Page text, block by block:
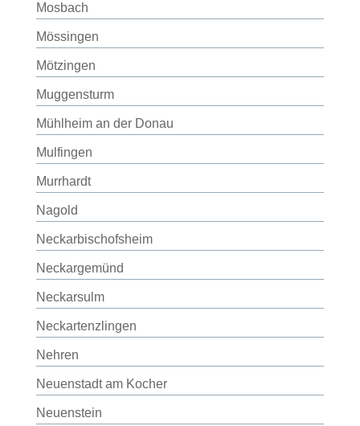
Mosbach
Mössingen
Mötzingen
Muggensturm
Mühlheim an der Donau
Mulfingen
Murrhardt
Nagold
Neckarbischofsheim
Neckargemünd
Neckarsulm
Neckartenzlingen
Nehren
Neuenstadt am Kocher
Neuenstein